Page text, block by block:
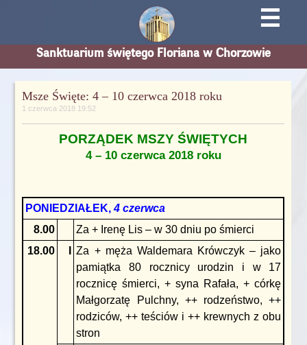
☰
Sanktuarium świętego Floriana w Chorzowie
Msze Święte: 4 – 10 czerwca 2018 roku
1 czerwca 2018 19:52
PORZĄDEK MSZY ŚWIĘTYCH
4 – 10 czerwca 2018 roku
PONIEDZIAŁEK,4 czerwca
8.00
Za + Irenę Lis – w 30 dniu po śmierci
18.00
Za + męża Waldemara Krówczyk – jako
pamiątka 80 rocznicy urodzin i w 17
rocznicę śmierci, + syna Rafała, + córkę
Małgorzatę Pulchny, ++ rodzeństwo, ++
rodziców, ++ teściów i ++ krewnych z obu
stron